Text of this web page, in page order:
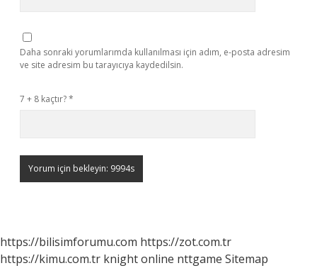
Daha sonraki yorumlarımda kullanılması için adım, e-posta adresim
ve site adresim bu tarayıcıya kaydedilsin.
7 + 8 kaçtır?*
https://bilisimforumu.com https://zot.com.tr
https://kimu.com.tr knight online nttgame Sitemap